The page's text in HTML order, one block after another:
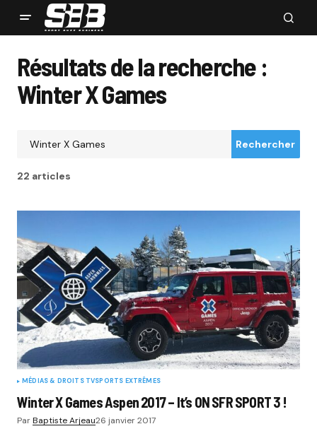
Résultats de la recherche :
Winter X Games
Rechercher
22 articles
MÉDIAS & DROITS TVSPORTS EXTRÊMES
Winter X Games Aspen 2017 – It’s ON SFR SPORT 3 !
ParBaptiste Arjeau26 janvier 2017